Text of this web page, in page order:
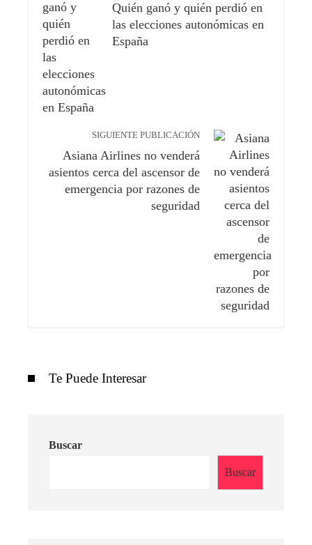
Quién ganó y quién perdió en
las elecciones autonómicas en
España
SIGUIENTE PUBLICACIÓN
Asiana Airlines no venderá
asientos cerca del ascensor de
emergencia por razones de
seguridad
Te Puede Interesar
Buscar
Buscar